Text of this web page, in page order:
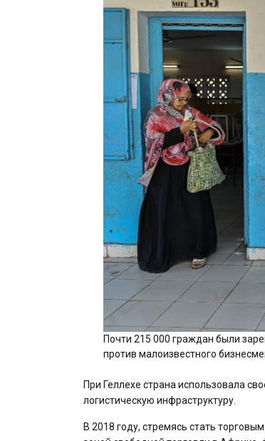
Почти 215 000 граждан были
против малоизвестного
При Геллехе страна использовала
логистическую инфраструктуру.
В 2018 году, стремясь стать